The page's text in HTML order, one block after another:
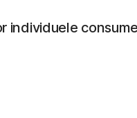
individuele